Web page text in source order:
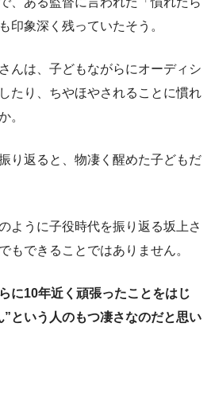
印象深く残っていたそう。
んは、子どもながらにオーディシ
たり、ちやほやされることに慣れ
。
り返ると、物凄く醒めた子どもだ
ように子役時代を振り返る坂上さ
もできることではありません。
に10年近く頑張ったことをはじ
という人のもつ凄さなのだと思い